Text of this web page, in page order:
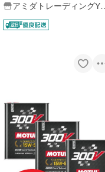
アミダトレーディングYah
oo!ShoP